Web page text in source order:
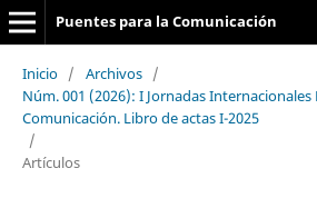
Puentes para la Comunicación
Inicio / Archivos /
Núm. 001 (2026): I Jornadas Internacionales
Comunicación. Libro de actas I-2025
/
Artículos